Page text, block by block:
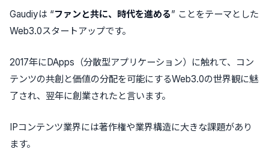
Gaudiyは “ファンと共に、時代を進める” ことをテーマとした
Web3.0スタートアップです。
2017年にDApps（分散型アプリケーション）に触れて、コン
テンツの共創と価値の分配を可能にするWeb3.0の世界観に魅
了され、翌年に創業されたと言います。
IPコンテンツ業界には著作権や業界構造に大きな課題があり
ます。